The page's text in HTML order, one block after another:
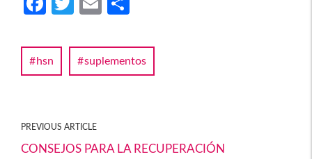
b
o
itt
er
ail m
p
hsn suplementos
PREVIOUS ARTICLE
CONSEJOS PARA LA RECUPERACIÓN